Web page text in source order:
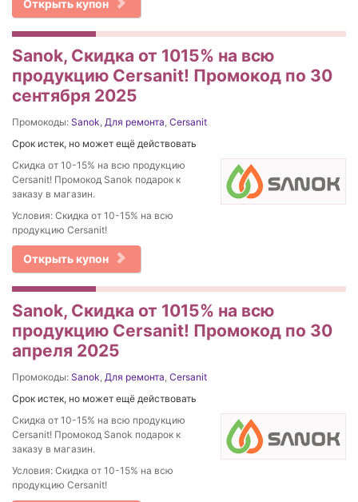
Открыть купон
Sanok, Скидка от 1015% на вcю
продукцию Cersanit! Промокод по 30
сентября 2025
Промокоды: Sanok, Для ремонта, Cersanit
Срок истек, но может ещё действовать
Скидка от 10-15% на вcю продукцию
Cersanit! Промокод Sanok подарок к
заказу в магазин.
Условия: Скидка от 10-15% на вcю
продукцию Cersanit!
Открыть купон
Sanok, Скидка от 1015% на вcю
продукцию Cersanit! Промокод по 30
апреля 2025
Промокоды: Sanok, Для ремонта, Cersanit
Срок истек, но может ещё действовать
Скидка от 10-15% на вcю продукцию
Cersanit! Промокод Sanok подарок к
заказу в магазин.
Условия: Скидка от 10-15% на вcю
продукцию Cersanit!